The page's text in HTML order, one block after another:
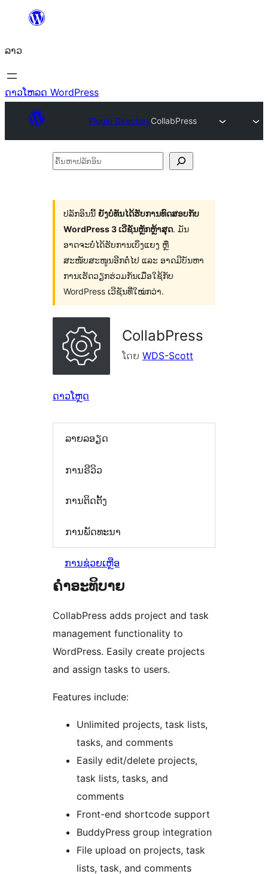
ທີ່
ເນື້ອຫາ
ລາວ
ດາວໂຫລດ WordPress
Plugin DirectoryCollabPress
ຄົ້ນ
ລັກ
ອິນ
ປລັກອິນນີ້ ຍັງບໍ່ທັນໄດ້ຮັບການທົດສອບກັບ
WordPress 3 ເວີຊັນຫຼັກຫຼ້າສຸດ. ມັນ
ອາດຈະບໍ່ໄດ້ຮັບການເບິ່ງແຍງ ຫຼື
ສະໜັບສະໜູນອີກຕໍ່ໄປ ແລະ ອາດມີບັນຫາ
ການເຮັດວຽກຮ່ວມກັນເມື່ອໃຊ້ກັບ
WordPress ເວີຊັນທີ່ໃໝ່ກວ່າ.
CollabPress
ໂດຍ WDS-Scott
ດາວໂຫຼດ
ລາຍລອຽດ
ການຣີວິວ
ການຕິດຕັ້ງ
ການພັດທະນາ
ການຊ່ວຍເຫຼືອ
ຄຳອະທິບາຍ
CollabPress adds project and task
management functionality to
WordPress. Easily create projects
and assign tasks to users.
Features include:
Unlimited projects, task lists,
tasks, and comments
Easily edit/delete projects,
task lists, tasks, and
comments
Front-end shortcode support
BuddyPress group integration
File upload on projects, task
lists, task, and comments